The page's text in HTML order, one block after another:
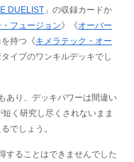
DUELIST 」の収録カードか
フュージョン》《オーバー
持つ《キメラテック・オー
イプのワンキルデッキでし
あり、デッキパワーは間違い
く研究し尽くされないまま
でしょう。
することはできませんでした